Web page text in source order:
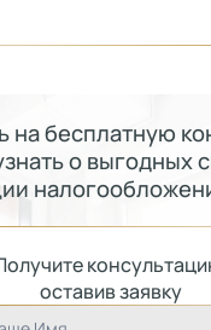
на бесплатную
о выгодных
оставив заявку